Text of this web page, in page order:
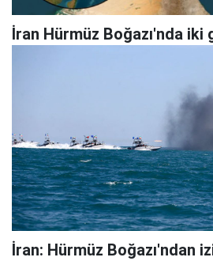
İran Hürmüz Boğazı'nda iki
İran: Hürmüz Boğazı'ndan